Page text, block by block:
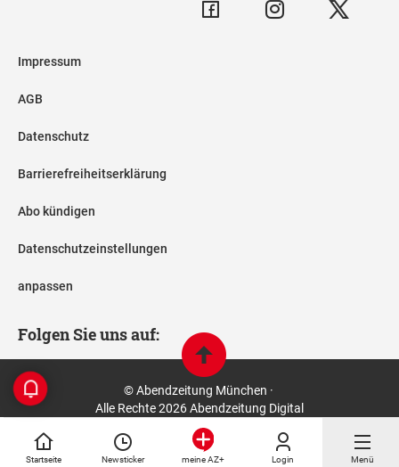
Startseite Newsticker meine AZ+ Login Menü
Impressum
AGB
Datenschutz
Barrierefreiheitserklärung
Abo kündigen
Datenschutzeinstellungen
anpassen
Folgen Sie uns auf:
© Abendzeitung München ·
Alle Rechte 2026 Abendzeitung Digital